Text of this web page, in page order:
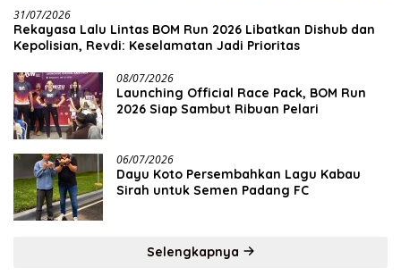
31/07/2026
Rekayasa Lalu Lintas BOM Run 2026 Libatkan Dishub dan
Kepolisian, Revdi: Keselamatan Jadi Prioritas
08/07/2026
Launching Official Race Pack, BOM Run
2026 Siap Sambut Ribuan Pelari
06/07/2026
Dayu Koto Persembahkan Lagu Kabau
Sirah untuk Semen Padang FC
Selengkapnya